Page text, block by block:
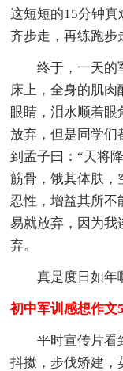
这短短的15分钟
齐步走，再练跑步
终于，一天的军
床上，全身的肌
眼睛，泪水顺着
放弃，但是同学们
到孟子曰：“天将
筋骨，饿其体肤，
忍性，增益其所不
易就放弃，因为我
弃。
真是度日如年
初中军训感想作文5
平时宣传片看到
抖擞，步伐矫建，